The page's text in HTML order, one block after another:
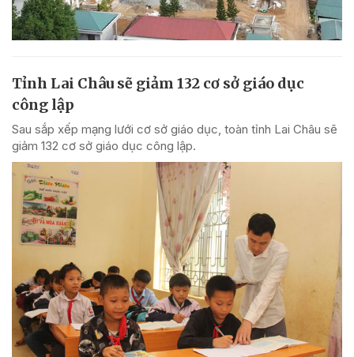
Tỉnh Lai Châu sẽ giảm 132 cơ sở giáo dục
công lập
Sau sắp xếp mạng lưới cơ sở giáo dục, toàn tỉnh Lai Châu sẽ
giảm 132 cơ sở giáo dục công lập.